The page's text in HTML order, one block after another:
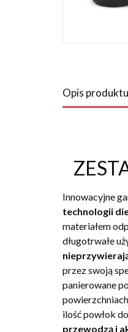
Opis produktu
Innowacyjne
technologii
materiałem
długotrwałe
przez swoją
panierowane
ilość powłok
przewodzą i